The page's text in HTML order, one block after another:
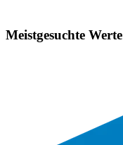
Meistgesuchte Werte